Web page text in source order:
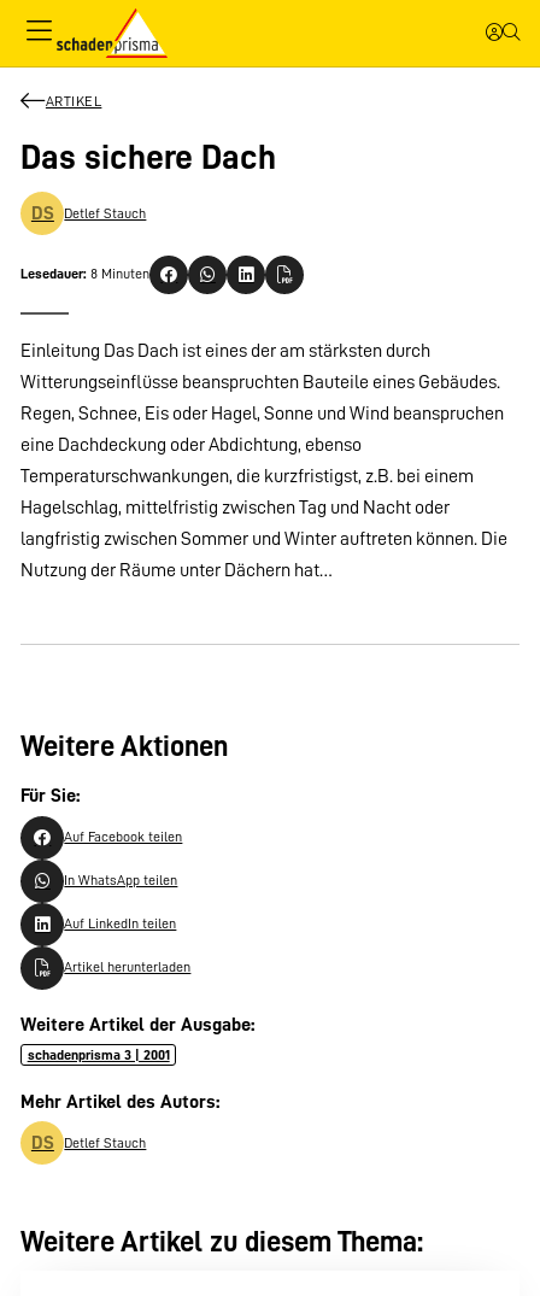
ARTIKEL
Das sichere Dach
DS Detlef Stauch
Lesedauer: 8 Minuten
Einleitung Das Dach ist eines der am stärksten durch
Witterungseinflüsse beanspruchten Bauteile eines Gebäudes.
Regen, Schnee, Eis oder Hagel, Sonne und Wind beanspruchen
eine Dachdeckung oder Abdichtung, ebenso
Temperaturschwankungen, die kurzfristigst, z.B. bei einem
Hagelschlag, mittelfristig zwischen Tag und Nacht oder
langfristig zwischen Sommer und Winter auftreten können. Die
Nutzung der Räume unter Dächern hat…
Weitere Aktionen
Für Sie:
Auf Facebook teilen
In WhatsApp teilen
Auf LinkedIn teilen
Artikel herunterladen
Weitere Artikel der Ausgabe:
schadenprisma 3 | 2001
Mehr Artikel des Autors:
DS Detlef Stauch
Weitere Artikel zu diesem Thema: